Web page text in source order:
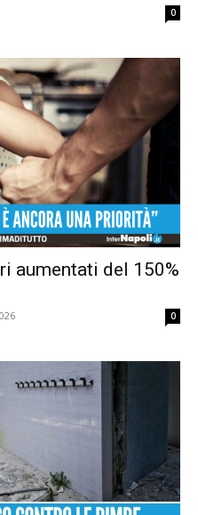
0
aumentati del 150%
0